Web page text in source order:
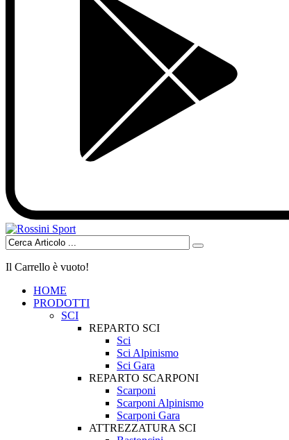
Il Carrello è vuoto!
HOME
PRODOTTI
SCI
REPARTO SCI
Sci
Sci Alpinismo
Sci Gara
REPARTO SCARPONI
Scarponi
Scarponi Alpinismo
Scarponi Gara
ATTREZZATURA SCI